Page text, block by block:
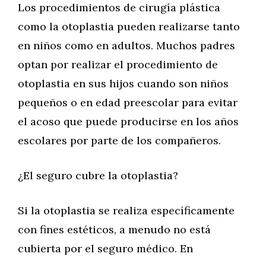
Los procedimientos de cirugía plástica
como la otoplastia pueden realizarse tanto
en niños como en adultos. Muchos padres
optan por realizar el procedimiento de
otoplastia en sus hijos cuando son niños
pequeños o en edad preescolar para evitar
el acoso que puede producirse en los años
escolares por parte de los compañeros.
¿El seguro cubre la otoplastia?
Si la otoplastia se realiza específicamente
con fines estéticos, a menudo no está
cubierta por el seguro médico. En